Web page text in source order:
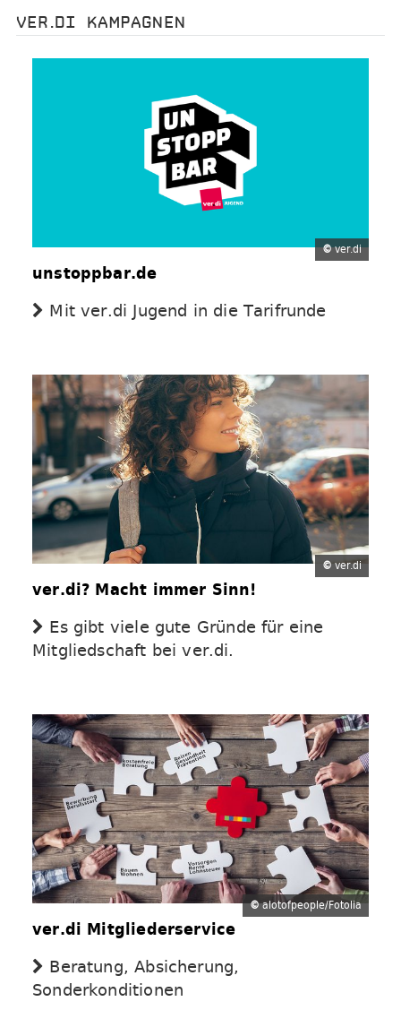
VER.DI KAMPAGNEN
©ver.di
unstoppbar.de
Mit ver.di Jugend in die Tarifrunde
© ver.di
ver.di? Macht immer Sinn!
Es gibt viele gute Gründe für eine
Mitgliedschaft bei ver.di.
©alotofpeople/Fotolia
ver.di Mitgliederservice
Beratung, Absicherung,
Sonderkonditionen